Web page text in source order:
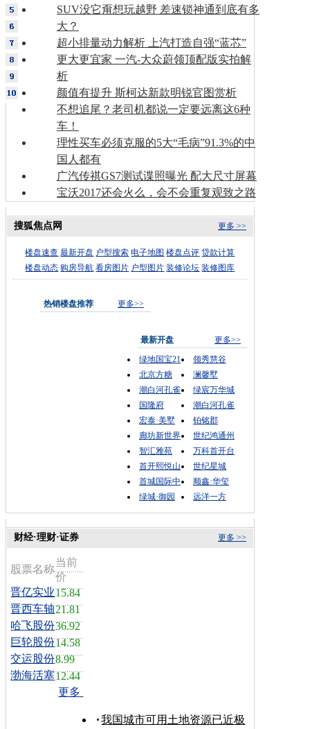
SUV没它甭想玩越野 差速锁神通到底有多
大？
超小排量动力解析 上汽打造自强“蓝芯”
更大更宜家 一汽-大众蔚领顶配版实拍解
析
颜值有提升 斯柯达新款明锐官图赏析
不想追尾？老司机都说一定要远离这6种
车！
理性买车必须克服的5大“毛病”91.3%的中
国人都有
广汽传祺GS7测试谍照曝光 配大尺寸屏幕
宝沃2017还会火么，会不会重复观致之路
更多 >>
搜狐焦点网
楼盘速查 最新开盘 户型搜索 电子地图 楼盘点评 贷款计算
楼盘动态 购房导航 看房图片 户型图片 装修论坛 装修图库
热销楼盘推荐 更多>>
最新开盘
更多>>
绿地国宝21
领秀慧谷
北京方糖
澜馨墅
潮白河孔雀
绿宸万华城
国隆府
潮白河孔雀
宏泰·美墅
铂铭郡
廊坊新世界
世纪鸿通州
智汇雅苑
万科首开台
首开熙悦山
世纪星城
首城国际中
顺鑫·华玺
绿城·御园
远洋一方
更多 >>
财经·理财·证券
股票名称
当前
价
晋亿实业15.84
晋西车轴21.81
哈飞股份36.92
巨轮股份14.58
交运股份8.99
渤海活塞12.44
更多
我国城市可用土地资源已近极